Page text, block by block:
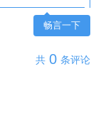
畅言一下
共 0 条评论